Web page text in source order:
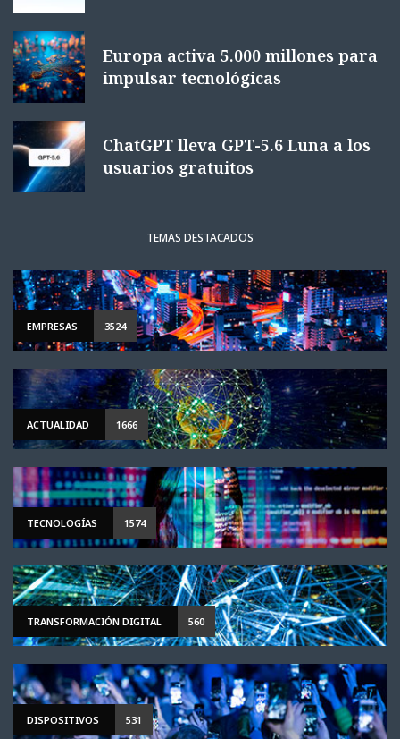
Europa activa 5.000 millones para
impulsar tecnológicas
ChatGPT lleva GPT-5.6 Luna a los
usuarios gratuitos
TEMAS DESTACADOS
EMPRESAS 3524
ACTUALIDAD 1666
TECNOLOGÍAS 1574
TRANSFORMACIÓN DIGITAL 560
DISPOSITIVOS 531